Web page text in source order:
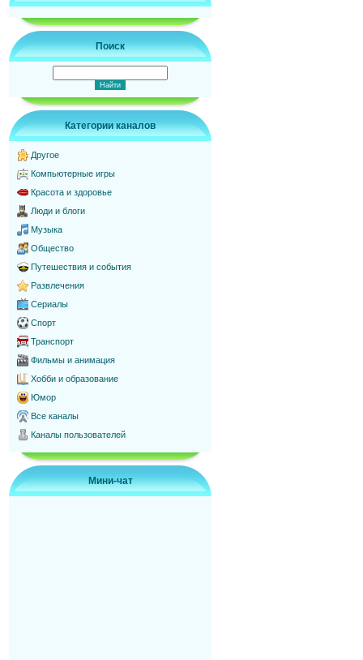
Поиск
Категории каналов
Другое
Компьютерные игры
Красота и здоровье
Люди и блоги
Музыка
Общество
Путешествия и события
Развлечения
Сериалы
Спорт
Транспорт
Фильмы и анимация
Хобби и образование
Юмор
Все каналы
Каналы пользователей
Мини-чат